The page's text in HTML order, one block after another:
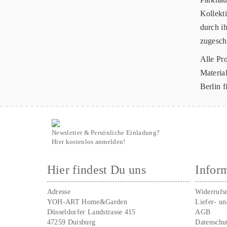
durch
Alle
Berlin
Newsletter & Persönliche Einladung?
Hier kostenlos anmelden!
Hier findest Du uns
Adresse
YOH-ART Home&Garden
Düsseldorfer Landstrasse 415
47259 Duisburg
Liefer-
AGB